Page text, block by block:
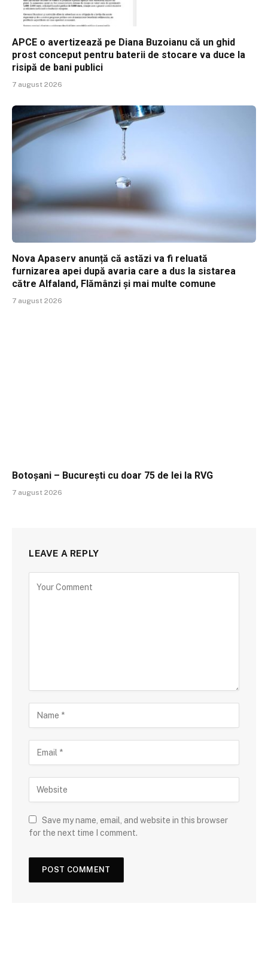
APCE o avertizează pe Diana Buzoianu că un ghid
prost conceput pentru baterii de stocare va duce la
risipă de bani publici
7 august 2026
Nova Apaserv anunță că astăzi va fi reluată
furnizarea apei după avaria care a dus la sistarea
către Alfaland, Flămânzi și mai multe comune
7 august 2026
Botoșani – București cu doar 75 de lei la RVG
7 august 2026
LEAVE A REPLY
Save my name, email, and website in this browser
for the next time I comment.